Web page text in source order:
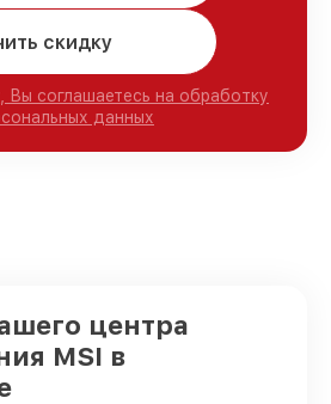
скидку
Вы соглашаетесь на обработку
данных
центра
MSI в